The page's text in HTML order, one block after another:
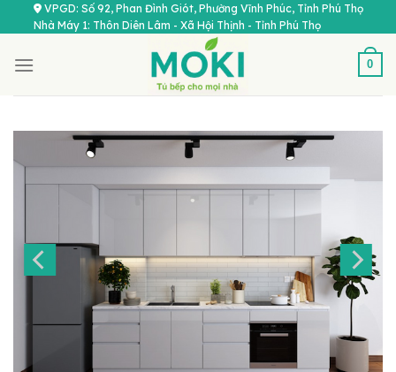
Chuyển
đến
dung
VPGD: Số 92, Phan Đình Giót, Phường Vĩnh Phúc, Tỉnh Phú Thọ
Nhà Máy 1: Thôn Diên Lâm - Xã Hội Thịnh - Tỉnh Phú Thọ
0